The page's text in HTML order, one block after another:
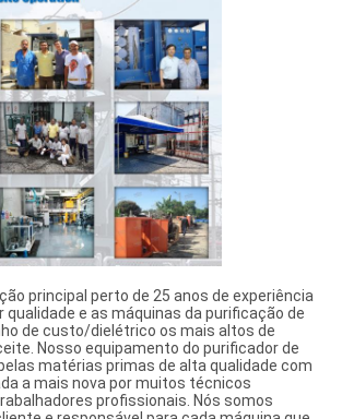
principal perto de 25 anos de experiência
qualidade e as máquinas da purificação de
de custo/dielétrico os mais altos de
Nosso equipamento do purificador de
matérias primas de alta qualidade com
a mais nova por muitos técnicos
profissionais. Nós somos